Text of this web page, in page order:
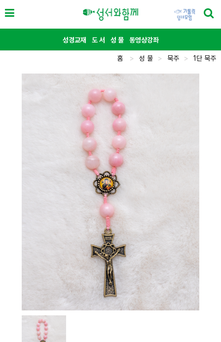
성경교재 도 서 성 물 동영상강좌
홈 > 성 물 > 묵주 > 1단 묵주